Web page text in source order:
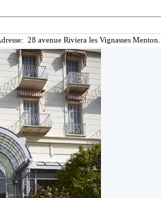
28 avenue Riviera les Vignasses